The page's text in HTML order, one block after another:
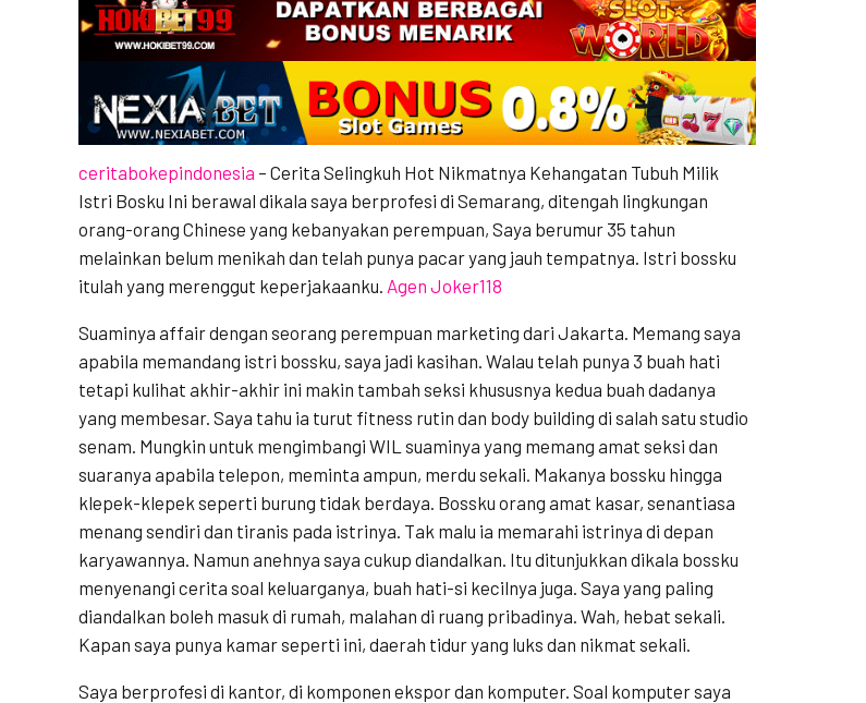
ceritabokepindonesia – Cerita Selingkuh Hot Nikmatnya Kehangatan Tubuh Milik
Istri Bosku Ini berawal dikala saya berprofesi di Semarang, ditengah lingkungan
orang-orang Chinese yang kebanyakan perempuan, Saya berumur 35 tahun
melainkan belum menikah dan telah punya pacar yang jauh tempatnya. Istri bossku
itulah yang merenggut keperjakaanku. Agen Joker118
Suaminya affair dengan seorang perempuan marketing dari Jakarta. Memang saya
apabila memandang istri bossku, saya jadi kasihan. Walau telah punya 3 buah hati
tetapi kulihat akhir-akhir ini makin tambah seksi khususnya kedua buah dadanya
yang membesar. Saya tahu ia turut fitness rutin dan body building di salah satu studio
senam. Mungkin untuk mengimbangi WIL suaminya yang memang amat seksi dan
suaranya apabila telepon, meminta ampun, merdu sekali. Makanya bossku hingga
klepek-klepek seperti burung tidak berdaya. Bossku orang amat kasar, senantiasa
menang sendiri dan tiranis pada istrinya. Tak malu ia memarahi istrinya di depan
karyawannya. Namun anehnya saya cukup diandalkan. Itu ditunjukkan dikala bossku
menyenangi cerita soal keluarganya, buah hati-si kecilnya juga. Saya yang paling
diandalkan boleh masuk di rumah, malahan di ruang pribadinya. Wah, hebat sekali.
Kapan saya punya kamar seperti ini, daerah tidur yang luks dan nikmat sekali.
Saya berprofesi di kantor, di komponen ekspor dan komputer. Soal komputer saya